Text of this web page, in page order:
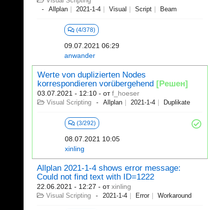
Allplan
2021-1-4 Visual Script Beam
(4/378)
09.07.2021 06:29
anwander
Werte von duplizierten Nodes
korrespondieren vorübergehend [Решен]
03.07.2021 - 12:10 - отf_hoeser
Visual Scripting Allplan 2021-1-4 Duplikate
(3/292)
08.07.2021 10:05
xinling
Allplan 2021-1-4 shows error message:
Could not find text with ID=1222
22.06.2021 - 12:27 - отxinling
Visual Scripting 2021-1-4 Error Workaround